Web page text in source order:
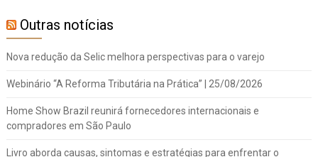
Outras notícias
Nova redução da Selic melhora perspectivas para o varejo
Webinário “A Reforma Tributária na Prática” | 25/08/2026
Home Show Brazil reunirá fornecedores internacionais e
compradores em São Paulo
Livro aborda causas, sintomas e estratégias para enfrentar o